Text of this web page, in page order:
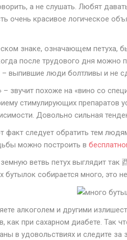
а не слушать. Любят
очень красивое логическое
знаке, означающем петуха,
после трудового дня можно
выпившие люди болтливы и не
звучит похоже на «вино со
стимулирующих препаратов
Довольно сильная
факт следует обратить тем
можно построить в
ветвь петух выглядит так
бутылок собирается много, это
алкоголем и другими
как при сахарном диабете. Так
в удовольствиях и следите за